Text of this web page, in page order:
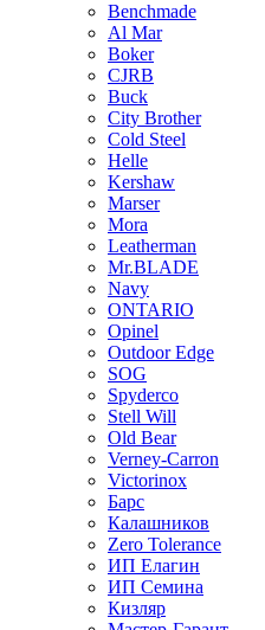
Benchmade
Al Mar
Boker
CJRB
Buck
City Brother
Cold Steel
Helle
Kershaw
Marser
Mora
Leatherman
Mr.BLADE
Navy
ONTARIO
Opinel
Outdoor Edge
SOG
Spyderco
Stell Will
Old Bear
Verney-Carron
Victorinox
Барс
Калашников
Zero Tolerance
ИП Елагин
ИП Семина
Кизляр